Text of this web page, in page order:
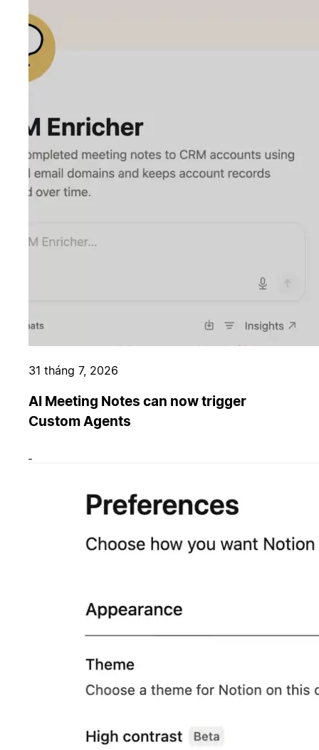
31 tháng 7, 2026
AI Meeting Notes can now trigger
Custom Agents